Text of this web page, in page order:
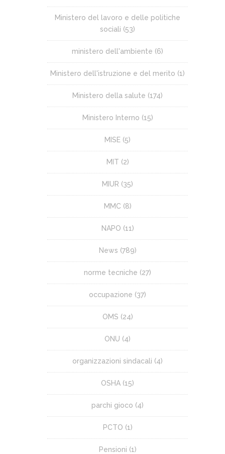
Ministero del lavoro e delle politiche
sociali (53)
ministero dell'ambiente (6)
Ministero dell'istruzione e del merito (1)
Ministero della salute (174)
Ministero Interno (15)
MISE (5)
MIT (2)
MIUR (35)
MMC (8)
NAPO (11)
News (789)
norme tecniche (27)
occupazione (37)
OMS (24)
ONU (4)
organizzazioni sindacali (4)
OSHA (15)
parchi gioco (4)
PCTO (1)
Pensioni (1)